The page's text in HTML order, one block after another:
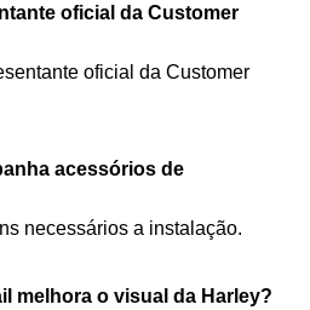
oficial da Customer
oficial da Customer
acessórios de
necessários a instalação.
melhora o visual da Harley?